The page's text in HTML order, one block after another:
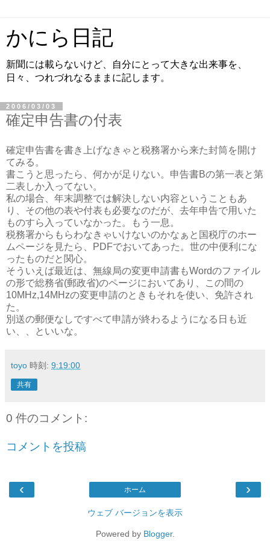
かにら日記
新聞には載らないけど、自分にとって大きな出来事を、
日々、つれづれなるままに記します。
2006/03/03
確定申告書の付表
確定申告書を書き上げなきゃと税務署から来た封筒を開け
てみる。
書こうと思ったら、何かが足りない。申告書Bの第一表と第
二表しか入ってない。
私の場合、年末調整では解決しない内容ということもあ
り、その他の表や付表も必要なのだが、去年申告で用いた
ものすら入っていなかった。もう一息。
税務署からもらわなきゃいけないのかなぁと国税庁のホー
ムページを見たら、PDFでおいてあった。世の中便利にな
ったものだと関心。
そういえば最近は、無線局の変更申請書もWordのファイル
の形で総務省(郵政省)のページにおいてあり、この間の
10MHz,14MHzの変更申請のときもそれを使い、免許され
た。
別送の郵便なしですべて申請が終わるようになる日も近
い、、といいな。
toyo 時刻: 9:19:00
共有
0 件のコメント:
コメントを投稿
‹ ›
ホーム
ウェブ バージョンを表示
Powered by Blogger.